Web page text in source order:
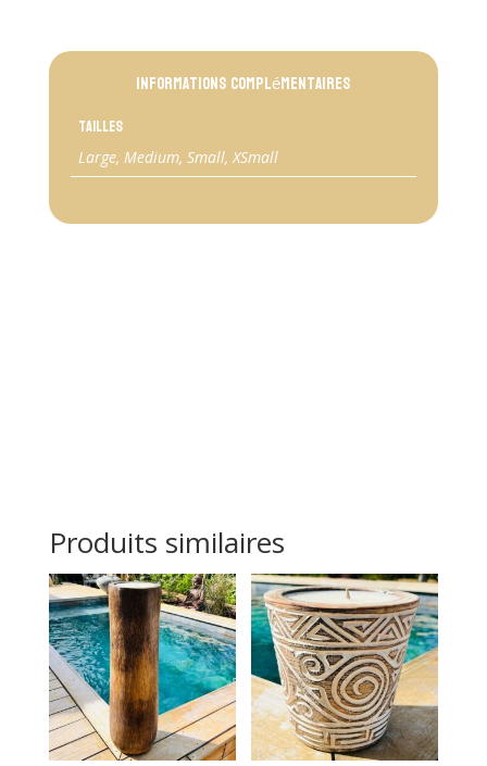
DUCKY
Informations complémentaires
Tailles
Large, Medium, Small, XSmall
Produits similaires